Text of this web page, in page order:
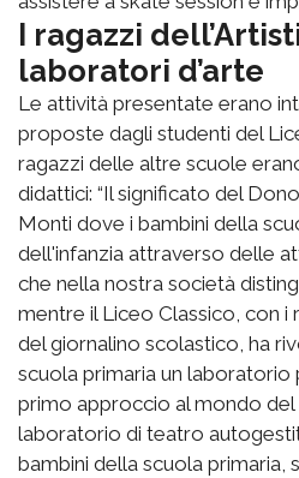
I ragazzi
laboratori d’arte
Le attività presentate erano
proposte dagli studenti del
ragazzi delle altre scuole
didattici: “Il significato del
Monti dove i bambini della
dell'infanzia attraverso delle
che nella nostra società
mentre il Liceo Classico, con i
del giornalino scolastico, ha
scuola primaria un
primo approccio al mondo del
laboratorio di teatro
bambini della scuola primaria,